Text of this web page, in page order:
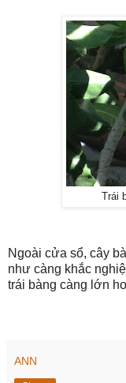
Trái
Ngoài cửa sổ, cây
như càng khắc
trái bàng càng lớn
ANN